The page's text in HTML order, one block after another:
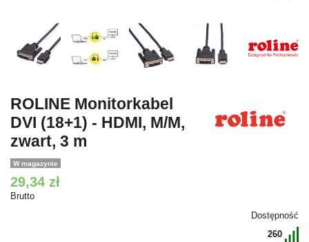
ROLINE Monitorkabel
DVI (18+1) - HDMI, M/M,
zwart, 3 m
W magazynie
29,34 zł
Brutto
Dostępność
260